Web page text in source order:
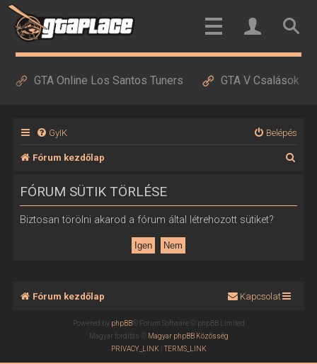
GTA Online Los Santos Tuners GTA V Csalások
GyIK Belépés
Fórum kezdőlap
FÓRUM SÜTIK TÖRLÉSE
Biztosan törölni akarod a fórum által létrehozott sütiket?
Fórum kezdőlap Kapcsolat
Powered by phpBB® Forum Software © phpBB Limited
Magyar fordítás © Magyar phpBB Közösség
PRIVACY_LINK |TERMS_LINK